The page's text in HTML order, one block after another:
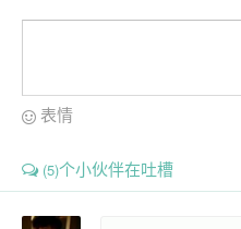
表情
(5)个小伙伴在吐槽